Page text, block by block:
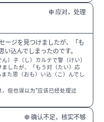
中 应对，处理
ージを見つけましたが、「も
込んでしまったのです。
）子（し）カルテで警（けい）
したが、「もう対（たい）応
た思（おも）い込（こ）んでし
但也误以为“应该已经处理过
中 确认不足，核实不够